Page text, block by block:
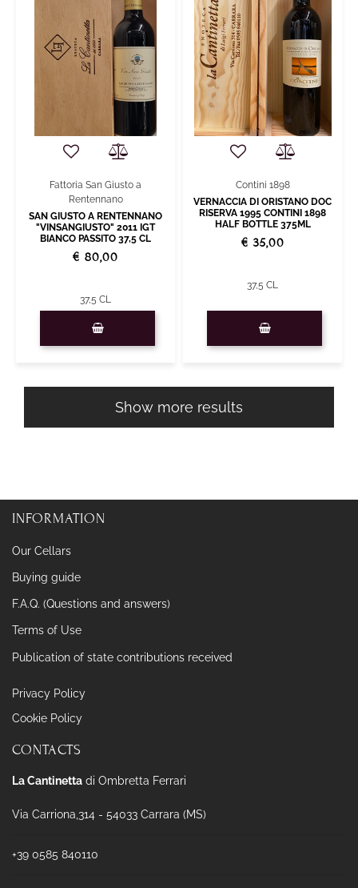
Fattoria San Giusto a
Rentennano
SAN GIUSTO A RENTENNANO
"VINSANGIUSTO" 2011 IGT
BIANCO PASSITO 37,5 CL
€ 80,00
37,5 CL
Contini 1898
VERNACCIA DI ORISTANO DOC
RISERVA 1995 CONTINI 1898
HALF BOTTLE 375ML
€ 35,00
37,5 CL
Show more results
INFORMATION
Our Cellars
Buying guide
F.A.Q. (Questions and answers)
Terms of Use
Publication of state contributions received
Privacy Policy
Cookie Policy
CONTACTS
La Cantinetta di Ombretta Ferrari
Via Carriona,314 - 54033 Carrara (MS)
+39 0585 840110